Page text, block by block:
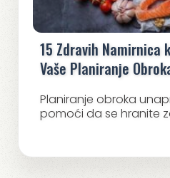
15 Zdravih Namirnica
Vaše Planiranje
Planiranje obroka
pomoći da se hranite